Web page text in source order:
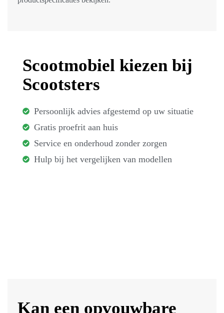
Scootmobiel kiezen bij
Scootsters
Persoonlijk advies afgestemd op uw situatie
Gratis proefrit aan huis
Service en onderhoud zonder zorgen
Hulp bij het vergelijken van modellen
Kan een opvouwbare